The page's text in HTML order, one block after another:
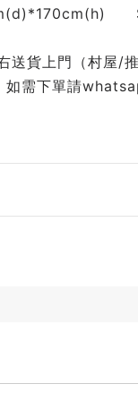
　
送貨上門（村屋/
如需下單請